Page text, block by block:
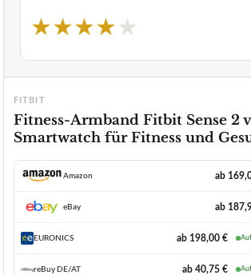
★★★★★
FITBIT
Fitness-Armband Fitbit Sense 2
Smartwatch für Fitness und
Amazon ab
eBay ab
EURONICS ab 198,00 €
reBuy DE/AT ab 40,75 €